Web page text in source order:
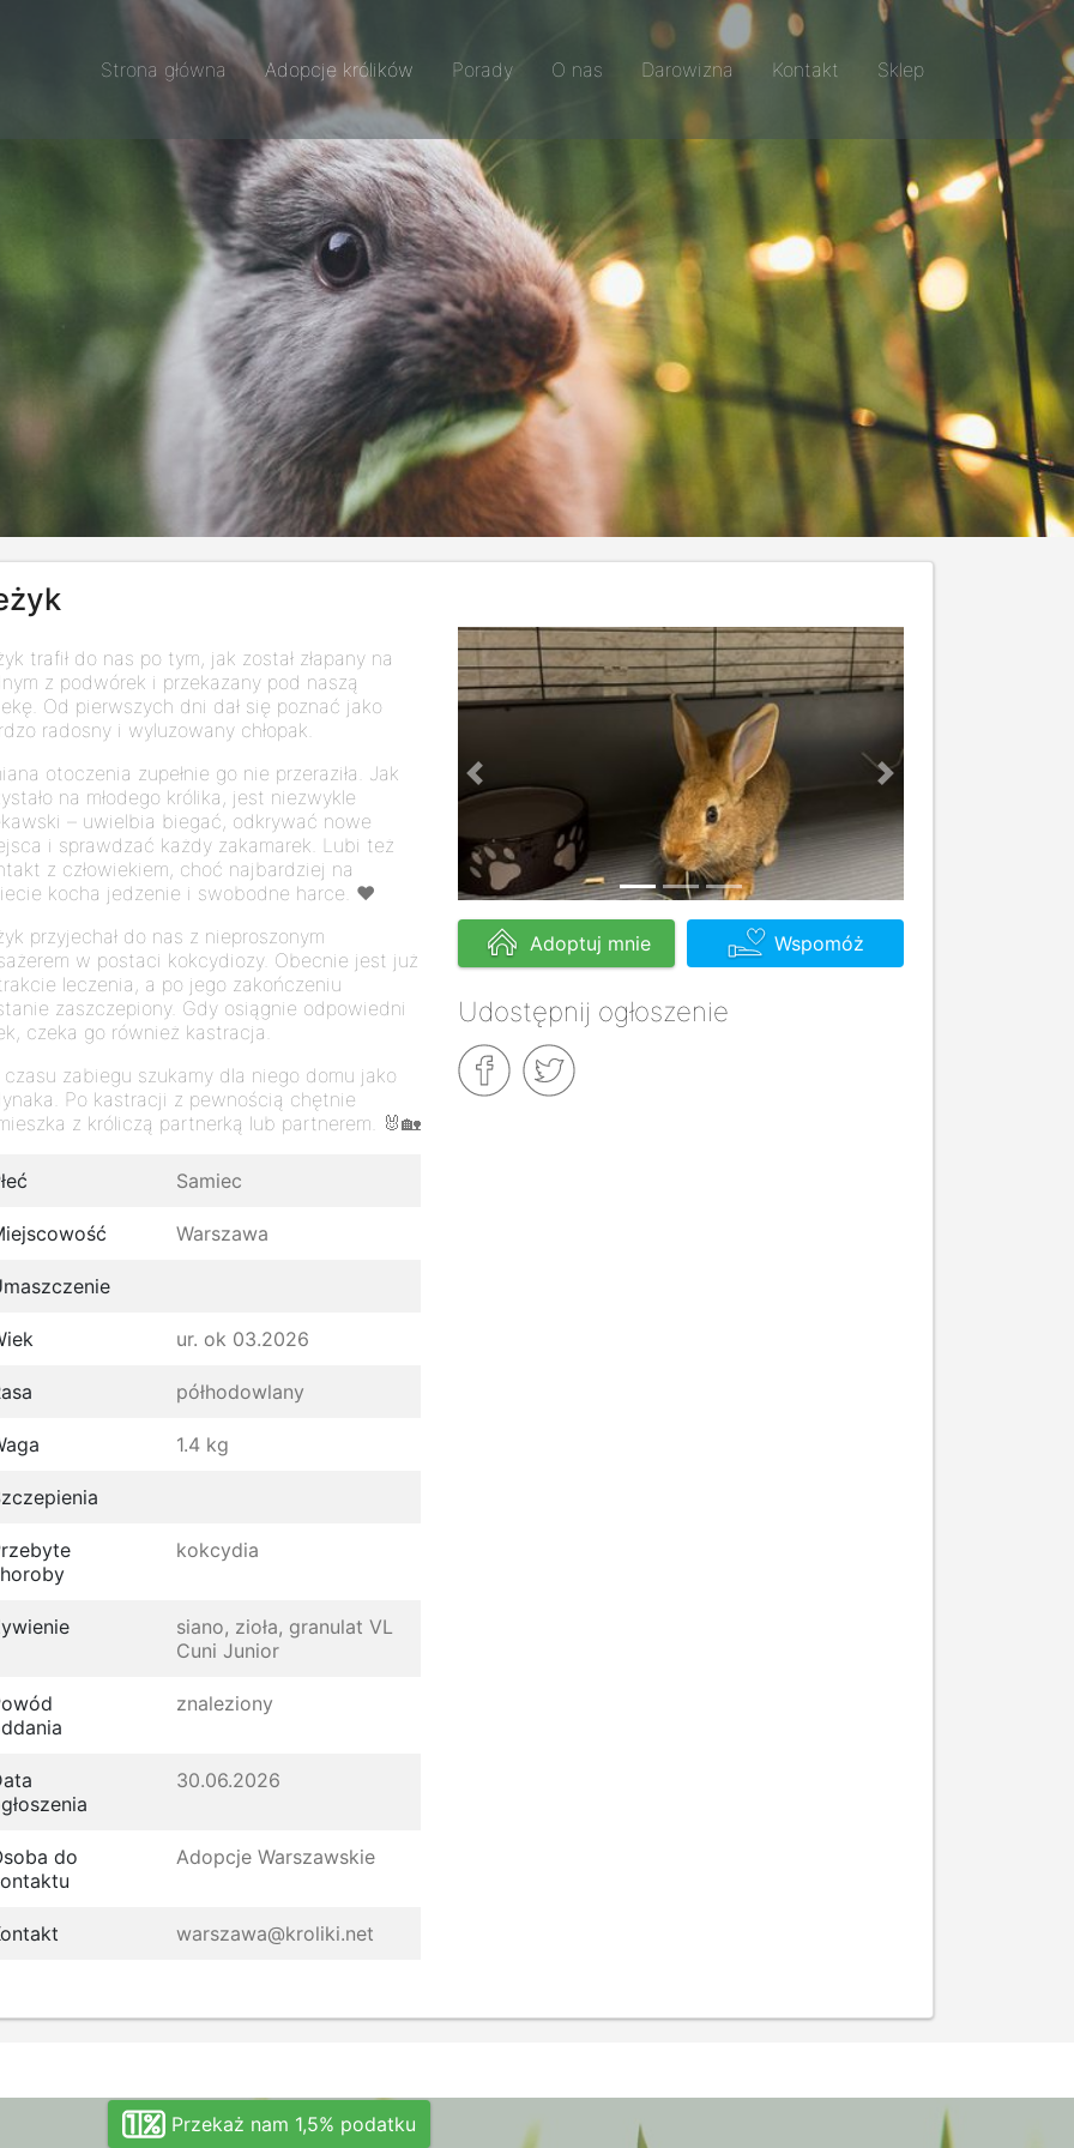
Strona główna Adopcje królików Porady O nas Darowizna Kontakt Sklep
trafił do nas po tym, jak został złapany na
z podwórek i przekazany pod naszą
Od pierwszych dni dał się poznać jako
radosny i wyluzowany chłopak.
otoczenia zupełnie go nie przeraziła. Jak
na młodego królika, jest niezwykle
– uwielbia biegać, odkrywać nowe
i sprawdzać każdy zakamarek. Lubi też
z człowiekiem, choć najbardziej na
kocha jedzenie i swobodne harce. ❤️
przyjechał do nas z nieproszonym
w postaci kokcydiozy. Obecnie jest już
leczenia, a po jego zakończeniu
zaszczepiony. Gdy osiągnie odpowiedni
czeka go również kastracja.
czasu zabiegu szukamy dla niego domu jako
Po kastracji z pewnością chętnie
z króliczą partnerką lub partnerem. 🐰🏡
Samiec
Warszawa
ur. ok 03.2026
półhodowlany
1.4 kg
kokcydia
siano, zioła, granulat VL
Cuni Junior
znaleziony
30.06.2026
do
Adopcje Warszawskie
warszawa@kroliki.net
Previous Next
Adoptuj mnie Wspomóż
Udostępnij ogłoszenie
Przekaż nam 1,5% podatku